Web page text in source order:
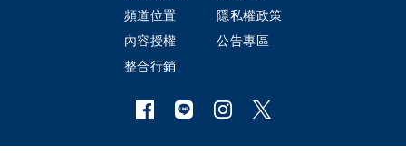
頻道位置
隱私權政策
內容授權
公告專區
整合行銷